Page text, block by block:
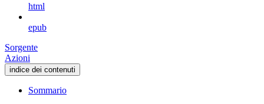
html
epub
Sorgente
Azioni
indice dei contenuti
Sommario